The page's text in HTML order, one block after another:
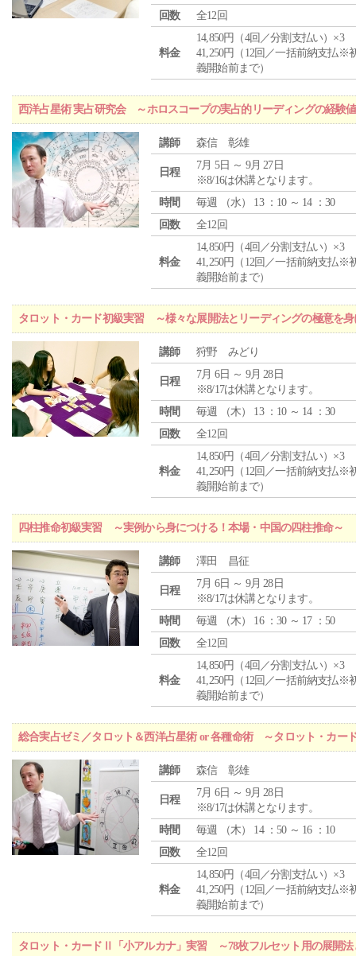
回数
全12回
料金
14,850円（4回／分割支払い）×3
41,250円（12回／一括前納支払※
義開始前まで）
西洋占星術 実占研究会 ～ホロスコープの実占的リーディングの経験
講師 森信 彰雄
日程
7月 5日 ～ 9月 27日
※8/16は休講となります。
時間
毎週 （水） 13 ：10 ～ 14 ：30
回数
全12回
料金
14,850円（4回／分割支払い）×3
41,250円（12回／一括前納支払※
義開始前まで）
タロット・カード初級実習 ～様々な展開法とリーディングの極意を身
講師 狩野 みどり
日程
7月 6日 ～ 9月 28日
※8/17は休講となります。
時間
毎週 （木） 13 ：10 ～ 14 ：30
回数
全12回
料金
14,850円（4回／分割支払い）×3
41,250円（12回／一括前納支払※
義開始前まで）
四柱推命初級実習 ～実例から身につける！本場・中国の四柱推命～
講師 澤田 昌征
日程
7月 6日 ～ 9月 28日
※8/17は休講となります。
時間
毎週 （木） 16 ：30 ～ 17 ：50
回数
全12回
料金
14,850円（4回／分割支払い）×3
41,250円（12回／一括前納支払※
義開始前まで）
総合実占ゼミ／タロット＆西洋占星術 or 各種命術 ～タロット・カー
講師 森信 彰雄
日程
7月 6日 ～ 9月 28日
※8/17は休講となります。
時間
毎週 （木） 14 ：50 ～ 16 ：10
回数
全12回
料金
14,850円（4回／分割支払い）×3
41,250円（12回／一括前納支払※
義開始前まで）
タロット・カードⅡ「小アルカナ」実習 ～78枚フルセット用の展開法